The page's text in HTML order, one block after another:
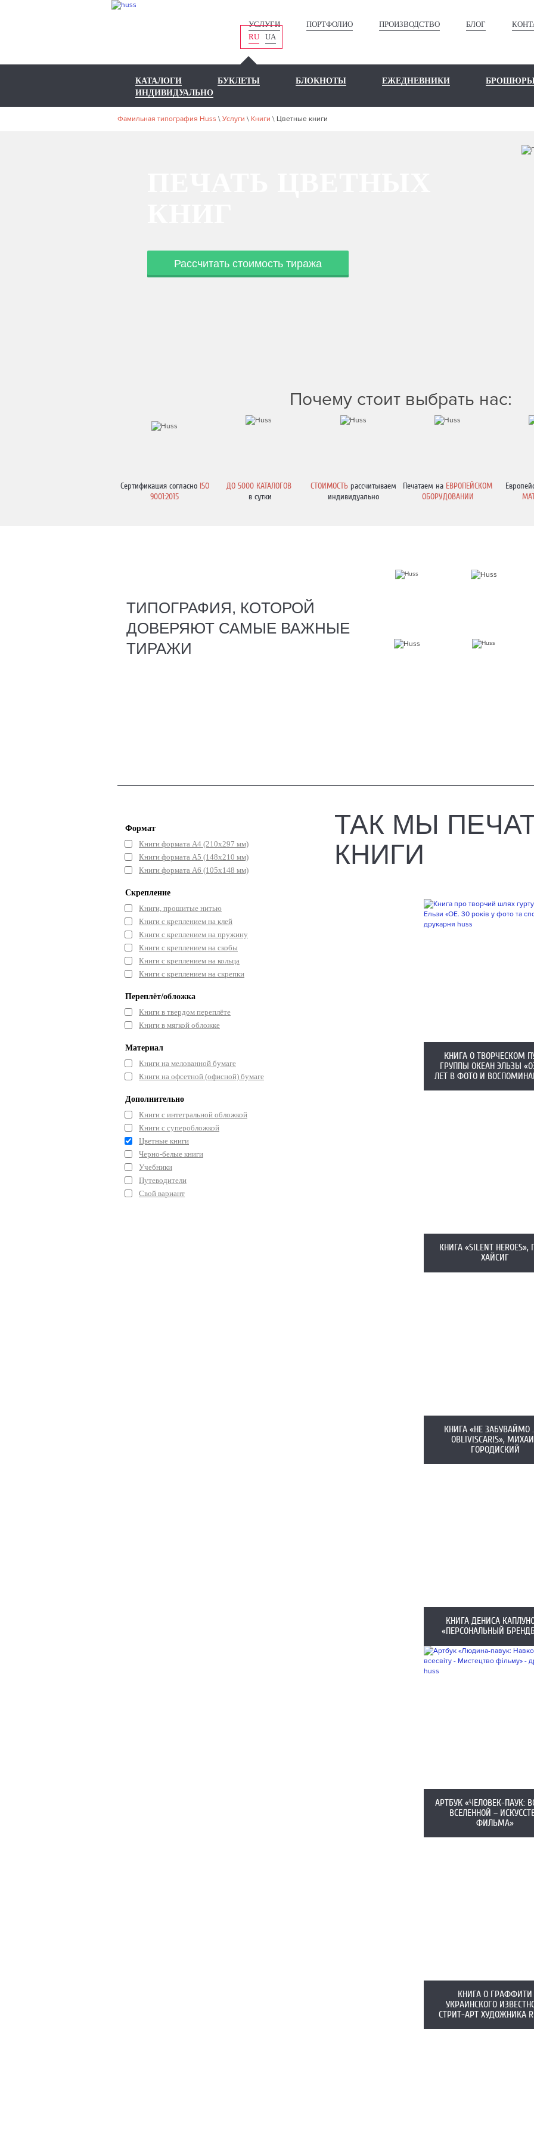
УСЛУГИ ПОРТФОЛИО ПРОИЗВОДСТВО БЛОГ
RU
UA
КАТАЛОГИ БУКЛЕТЫ БЛОКНОТЫ ЕЖЕДНЕВНИКИ
ИНДИВИДУАЛЬНО
Фамильная типография Huss \ Услуги \ Книги \ Цветные книги
Рассчитать стоимость тиража
Почему стоит выбрать нас:
Сертификация согласноISO
9001:2015
ДО 5000 КАТАЛОГОВ
в сутки
СТОИМОСТЬрассчитываем
индивидуально
Печатаем на ЕВРОПЕЙСКОМ
ОБОРУДОВАНИИ
ТИПОГРАФИЯ, КОТОРОЙ
ДОВЕРЯЮТ САМЫЕ ВАЖНЫЕ
ТИРАЖИ
Формат
Книги формата А4 (210х297 мм)
Книги формата А5 (148x210 мм)
Книги формата А6 (105x148 мм)
Скрепление
Книги, прошитые нитью
Книги с креплением на клей
Книги с креплением на пружину
Книги с креплением на скобы
Книги с креплением на кольца
Книги с креплением на скрепки
Переплёт/обложка
Книги в твердом переплёте
Книги в мягкой обложке
Материал
Книги на мелованной бумаге
Книги на офсетной (офисной) бумаге
Дополнительно
Книги с интегральной обложкой
Книги с суперобложкой
Цветные книги
Черно-белые книги
Учебники
Путеводители
Свой вариант
ТАК МЫ
КНИГИ
КНИГА О ТВОРЧЕСКОМ
ГРУППЫ ОКЕАН ЭЛЬЗЫ
ЛЕТ В ФОТО И
КНИГА «SILENT
ХАЙСИГ
КНИГА «НЕ ЗАБУВАЙМО
OBLIVISCARIS»,
ГОРОДИСКИЙ
КНИГА ДЕНИСА
«ПЕРСОНАЛЬНЫЙ
АРТБУК «ЧЕЛОВЕК-ПАУК:
ВСЕЛЕННОЙ –
ФИЛЬМА»
КНИГА О ГРАФФИТИ
УКРАИНСКОГО
СТРИТ-АРТ ХУДОЖНИКА